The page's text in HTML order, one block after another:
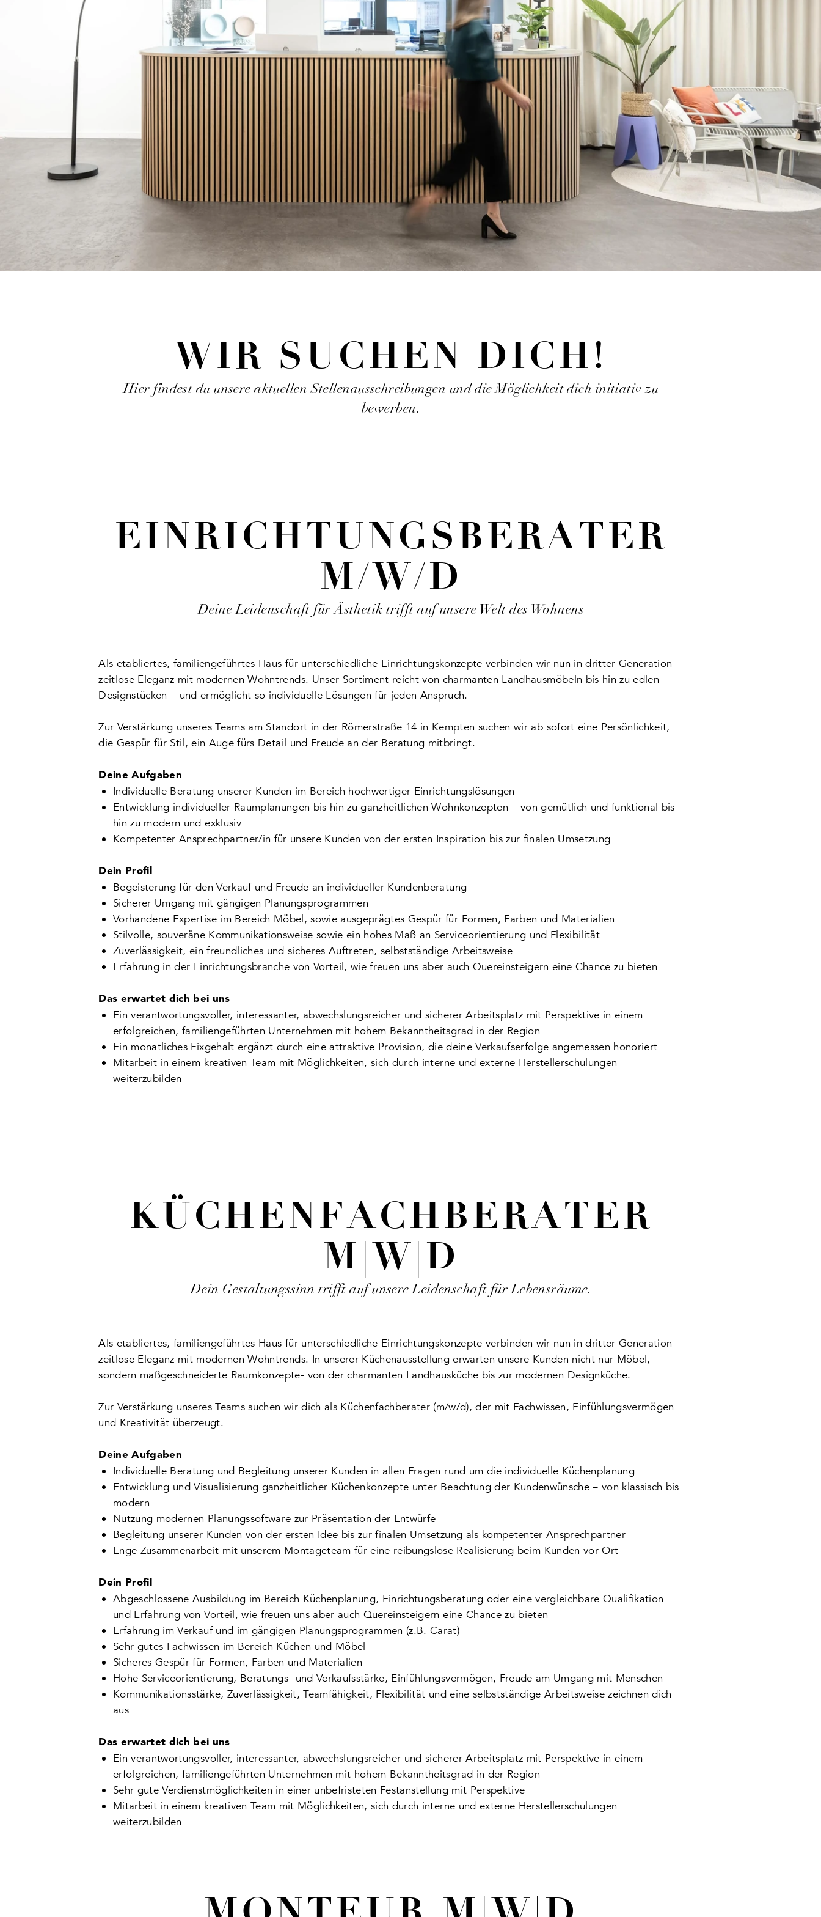
WIR SUCHEN DICH!
Hier findest du unsere aktuellen Stellenausschreibungen und die Möglichkeit dich initiativ zu
bewerben.
EINRICHTUNGS­BERATER
M/W/D
Deine Leidenschaft für Ästhetik trifft auf unsere Welt des Wohnens
Als etabliertes, familiengeführtes Haus für unterschiedliche Einrichtungskonzepte verbinden wir nun in dritter Generation
zeitlose Eleganz mit modernen Wohntrends. Unser Sortiment reicht von charmanten Landhausmöbeln bis hin zu edlen
Designstücken – und ermöglicht so individuelle Lösungen für jeden Anspruch.
Zur Verstärkung unseres Teams am Standort in der Römerstraße 14 in Kempten suchen wir ab sofort eine Persönlichkeit,
die Gespür für Stil, ein Auge fürs Detail und Freude an der Beratung mitbringt.
Deine Aufgaben
Individuelle Beratung unserer Kunden im Bereich hochwertiger Einrichtungslösungen
Entwicklung individueller Raumplanungen bis hin zu ganzheitlichen Wohnkonzepten – von gemütlich und funktional bis
hin zu modern und exklusiv
Kompetenter Ansprechpartner/in für unsere Kunden von der ersten Inspiration bis zur finalen Umsetzung
Dein Profil
Begeisterung für den Verkauf und Freude an individueller Kundenberatung
Sicherer Umgang mit gängigen Planungsprogrammen
Vorhandene Expertise im Bereich Möbel, sowie ausgeprägtes Gespür für Formen, Farben und Materialien
Stilvolle, souveräne Kommunikationsweise sowie ein hohes Maß an Serviceorientierung und Flexibilität
Zuverlässigkeit, ein freundliches und sicheres Auftreten, selbstständige Arbeitsweise
Erfahrung in der Einrichtungsbranche von Vorteil, wie freuen uns aber auch Quereinsteigern eine Chance zu bieten
Das erwartet dich bei uns
Ein verantwortungsvoller, interessanter, abwechslungsreicher und sicherer Arbeitsplatz mit Perspektive in einem
erfolgreichen, familiengeführten Unternehmen mit hohem Bekanntheitsgrad in der Region
Ein monatliches Fixgehalt ergänzt durch eine attraktive Provision, die deine Verkaufserfolge angemessen honoriert
Mitarbeit in einem kreativen Team mit Möglichkeiten, sich durch interne und externe Herstellerschulungen
weiterzubilden
KÜCHENFACH­BERATER
M|W|D
Dein Gestaltungssinn trifft auf unsere Leidenschaft für Lebensräume.
Als etabliertes, familiengeführtes Haus für unterschiedliche Einrichtungskonzepte verbinden wir nun in dritter Generation
zeitlose Eleganz mit modernen Wohntrends. In unserer Küchenausstellung erwarten unsere Kunden nicht nur Möbel,
sondern maßgeschneiderte Raumkonzepte- von der charmanten Landhausküche bis zur modernen Designküche.
Zur Verstärkung unseres Teams suchen wir dich als Küchenfachberater (m/w/d), der mit Fachwissen, Einfühlungsvermögen
und Kreativität überzeugt.
Deine Aufgaben
Individuelle Beratung und Begleitung unserer Kunden in allen Fragen rund um die individuelle Küchenplanung
Entwicklung und Visualisierung ganzheitlicher Küchenkonzepte unter Beachtung der Kundenwünsche – von klassisch bis
modern
Nutzung modernen Planungssoftware zur Präsentation der Entwürfe
Begleitung unserer Kunden von der ersten Idee bis zur finalen Umsetzung als kompetenter Ansprechpartner
Enge Zusammenarbeit mit unserem Montageteam für eine reibungslose Realisierung beim Kunden vor Ort
Dein Profil
Abgeschlossene Ausbildung im Bereich Küchenplanung, Einrichtungsberatung oder eine vergleichbare Qualifikation
und Erfahrung von Vorteil, wie freuen uns aber auch Quereinsteigern eine Chance zu bieten
Erfahrung im Verkauf und im gängigen Planungsprogrammen (z.B. Carat)
Sehr gutes Fachwissen im Bereich Küchen und Möbel
Sicheres Gespür für Formen, Farben und Materialien
Hohe Serviceorientierung, Beratungs- und Verkaufsstärke, Einfühlungsvermögen, Freude am Umgang mit Menschen
Kommunikationsstärke, Zuverlässigkeit, Teamfähigkeit, Flexibilität und eine selbstständige Arbeitsweise zeichnen dich
aus
Das erwartet dich bei uns
Ein verantwortungsvoller, interessanter, abwechslungsreicher und sicherer Arbeitsplatz mit Perspektive in einem
erfolgreichen, familiengeführten Unternehmen mit hohem Bekanntheitsgrad in der Region
Sehr gute Verdienstmöglichkeiten in einer unbefristeten Festanstellung mit Perspektive
Mitarbeit in einem kreativen Team mit Möglichkeiten, sich durch interne und externe Herstellerschulungen
weiterzubilden